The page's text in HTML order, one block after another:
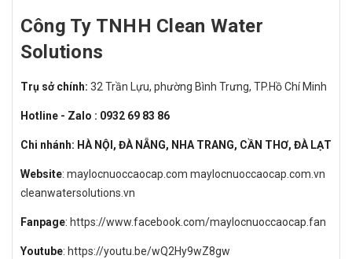
Công Ty TNHH Clean Water
Solutions
Trụ sở chính: 32 Trần Lựu, phường Bình Trưng, TP.Hồ Chí Minh
Hotline - Zalo : 0932 69 83 86
Chi nhánh: HÀ NỘI, ĐÀ NẴNG, NHA TRANG, CẦN THƠ, ĐÀ LẠT
Website: maylocnuoccaocap.com maylocnuoccaocap.com.vn
cleanwatersolutions.vn
Fanpage: https://www.facebook.com/maylocnuoccaocap.fan
Youtube: https://youtu.be/wQ2Hy9wZ8gw